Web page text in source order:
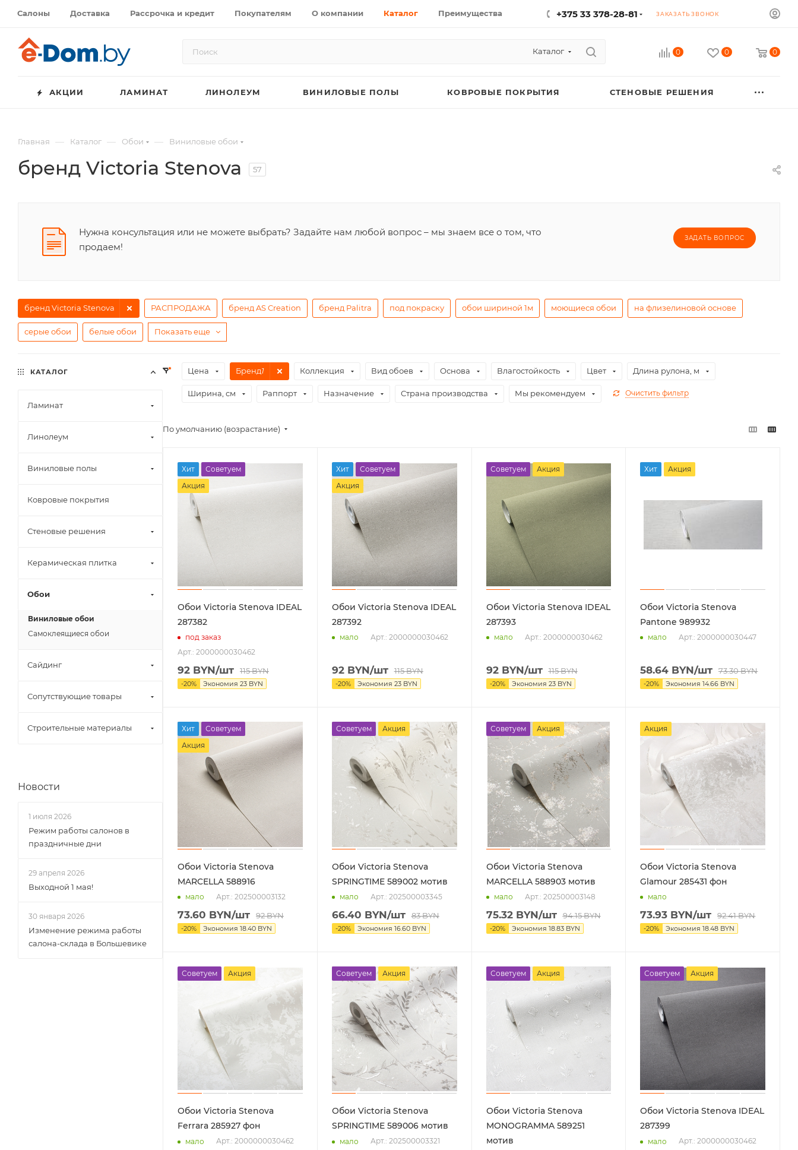
Салоны Доставка Рассрочка и кредит Покупателям О компании Каталог Преимущества +375 33 378-28-81 ЗАКАЗАТЬ ЗВОНОК
Каталог 0 0 0
АКЦИИ ЛАМИНАТ ЛИНОЛЕУМ ВИНИЛОВЫЕ ПОЛЫ КОВРОВЫЕ ПОКРЫТИЯ СТЕНОВЫЕ РЕШЕНИЯ
Главная — Каталог — Обои — Виниловые обои
бренд Victoria Stenova 57
Нужна консультация или не можете выбрать? Задайте нам любой вопрос – мы знаем все о том, что
продаем!
ЗАДАТЬ ВОПРОС
РАСПРОДАЖА бренд AS Creation
бренд Victoria Stenova бренд Palitra под покраску обои шириной 1м моющиеся обои на флизелиновой основе
серые обои белые обои Показать еще
По умолчанию (возрастание)
Цена Бренд1 Коллекция Вид обоев Основа Влагостойкость Цвет Длина рулона, м
Ширина, см Раппорт Назначение Страна производства Мы рекомендуем Очистить фильтр
Хит
Советуем
Акция
Обои Victoria Stenova IDEAL
287382
под заказ
Арт.: 2000000030462
92 BYN/шт 115BYN
-20% Экономия 23 BYN
Хит
Советуем
Акция
Обои Victoria Stenova IDEAL
287392
мало Арт.: 2000000030462
92BYN/шт 115BYN
-20% Экономия 23BYN
Советуем Акция
Обои Victoria Stenova IDEAL
287393
мало Арт.: 2000000030462
92BYN/шт 115BYN
-20% Экономия 23BYN
Хит Акция
Обои Victoria Stenova
Pantone 989932
мало Арт.: 2000000030447
58.64 BYN/шт 73.30BYN
-20% Экономия 14.66 BYN
Хит
Советуем
Акция
Обои Victoria Stenova
MARCELLA 588916
мало Арт.: 202500003132
73.60 BYN/шт 92BYN
-20% Экономия 18.40 BYN
Советуем Акция
Обои Victoria Stenova
SPRINGTIME 589002 мотив
мало Арт.: 202500003345
66.40 BYN/шт 83BYN
-20% Экономия 16.60BYN
Советуем Акция
Обои Victoria Stenova
MARCELLA 588903 мотив
мало Арт.: 202500003148
75.32BYN/шт 94.15BYN
-20% Экономия 18.83BYN
Акция
Обои Victoria Stenova
Glamour 285431 фон
мало
73.93 BYN/шт 92.41BYN
-20% Экономия 18.48 BYN
Советуем Акция
Обои Victoria Stenova
Ferrara 285927 фон
мало Арт.: 2000000030462
Советуем Акция
Обои Victoria Stenova
SPRINGTIME 589006 мотив
мало Арт.: 202500003321
Советуем Акция
Обои Victoria Stenova
MONOGRAMMA 589251
мотив
Советуем Акция
Обои Victoria Stenova IDEAL
287399
мало Арт.: 2000000030462
КАТАЛОГ
Ламинат
Линолеум
Виниловые полы
Ковровые покрытия
Стеновые решения
Керамическая плитка
Обои
Виниловые обои
Самоклеящиеся обои
Сайдинг
Сопутствующие товары
Строительные материалы
Новости
1 июля 2026
Режим работы салонов в
праздничные дни
29 апреля 2026
Выходной 1 мая!
30 января 2026
Изменение режима работы
салона-склада в Большевике